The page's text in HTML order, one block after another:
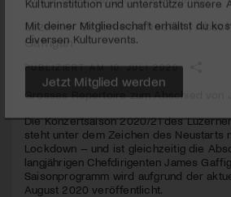
Luzerner Sinfonieorchester |
Gaffigan
PUBLIZIERT AM 10. JULI 2020
Grosses Repertoire zum Abschied von
Die Konzertsaison 2020/21 des
steht unter dem Zeichen des Neustarts
Lockdown – und ist gleichzeitig die
langjährigen Chefdirigenten James
Saisonprogramm wird aufgrund der
August 2020 veröffentlicht.
Engagiere dich als Kulturliebhaber:in,
Kulturinstitution und unterstütze unsere
Mit deiner Mitgliedschaft erhältst du
Jetzt Mitglied werden